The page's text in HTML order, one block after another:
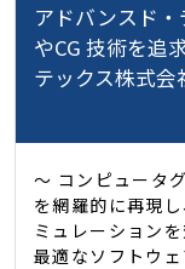
アドバンスド
やCG 技術を追
テックス株式会
～ コンピュータ
を網羅的に再現
ミュレーショ
最適なソフトウ